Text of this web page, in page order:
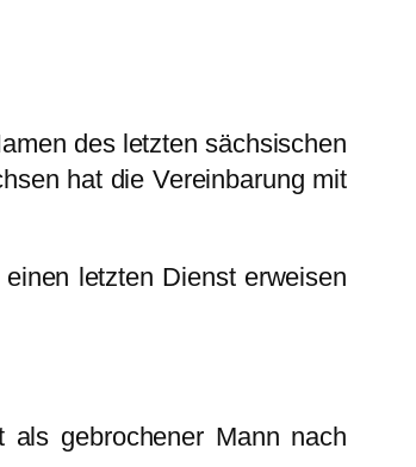
des letzten sächsischen
hat die Vereinbarung mit
letzten Dienst erweisen
gebrochener Mann nach